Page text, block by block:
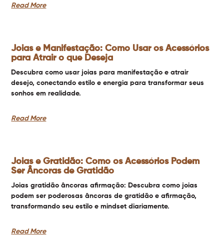
Read More
Joias e Manifestação: Como Usar os Acessórios
para Atrair o que Deseja
Descubra como usar joias para manifestação e atrair
desejo, conectando estilo e energia para transformar seus
sonhos em realidade.
Read More
Joias e Gratidão: Como os Acessórios Podem
Ser Âncoras de Gratidão
Joias gratidão âncoras afirmação: Descubra como joias
podem ser poderosas âncoras de gratidão e afirmação,
transformando seu estilo e mindset diariamente.
Read More